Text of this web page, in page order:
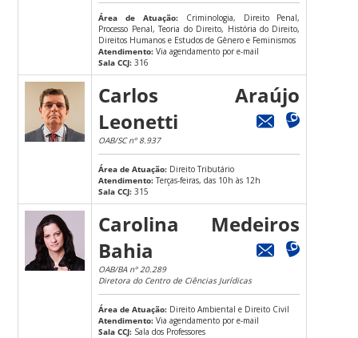
Área de Atuação: Criminologia, Direito Penal,
Processo Penal, Teoria do Direito, História do Direito,
Direitos Humanos e Estudos de Gênero e Feminismos
Atendimento: Via agendamento por e-mail
Sala CCJ: 316
Carlos Araújo
Leonetti
OAB/SC nº 8.937
Área de Atuação: Direito Tributário
Atendimento:Terças-feiras, das 10h às 12h
Sala CCJ: 315
Carolina Medeiros
Bahia
OAB/BA nº 20.289
Diretora do Centro de Ciências Jurídicas
Área de Atuação: Direito Ambiental e Direito Civil
Atendimento: Via agendamento por e-mail
Sala CCJ: Sala dos Professores